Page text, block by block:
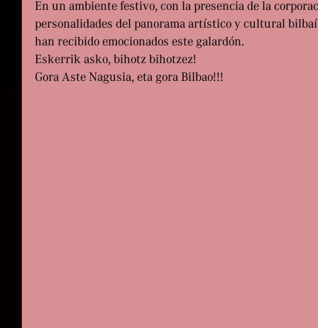
En un ambiente festivo, con la presencia de la
personalidades del panorama artístico y cultural
han recibido emocionados este galardón.
Eskerrik asko, bihotz bihotzez!
Gora Aste Nagusia, eta gora Bilbao!!!